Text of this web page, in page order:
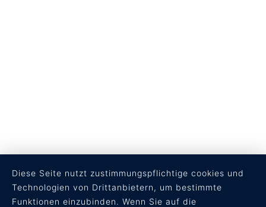
Diese Seite nutzt zustimmungspflichtige cookies und
Technologien von Drittanbietern, um bestimmte
Funktionen einzubinden. Wenn Sie auf die